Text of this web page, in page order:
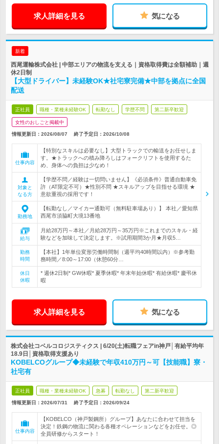
求人詳細を見る 気になる
新着
西尾運輸株式会社 | 中部エリアの物流を支える｜資格取得費は全額補助｜週
休2日制
【大型ドライバー】未経験OK★社宅寮完備★中部を拠点に全国
配送
正社員 職種・業種未経験OK 転勤なし 学歴不問 第二新卒歓迎
女性のおしごと掲載中
情報更新日：2026/08/07 終了予定日： 2026/10/08
仕事内容
【特別なスキルは必要なし】大型トラックでの輸送をお任せしま
す。★トラックへの積み降ろしはフォークリフトを使用するた
め、身体への負担は少なめ！
対象と
なる方
【学歴不問／経験は一切問いません】《必須条件》普通自動車免
許（AT限定不可）★性別不問 ★スキルアップを目指せる環境 ★
意欲重視の採用です！
勤務地
【転勤なし／マイカー通勤可（無料駐車場あり）】 本社／愛知県
西尾市須脇町大境13番地
給与
月給28万円～本社／月給28万円～35万円※これまでのスキル・経
験などを加味して決定します。※試用期間3か月★月収5…
勤務
時間
【本社】1年単位変形労働時間制（週平均40時間以内）※参考勤
務時間／8:00～17:00（休憩60分…
休日
休暇
* 週休2日制* GW休暇* 夏季休暇* 年末年始休暇* 有給休暇* 慶弔休
暇
求人詳細を見る 気になる
株式会社コベルコロジスティクス | 6/20(土)転職フェアin神戸│有給平均年
18.9日│資格取得支援あり
KOBELCOグループ◆未経験で年収410万円～可【技能職】寮・
社宅有
正社員 職種・業種未経験OK 急募 転勤なし 第二新卒歓迎
情報更新日：2026/07/31 終了予定日： 2026/09/24
仕事内容
【KOBELCO（神戸製鋼所）グループ】あなたに合わせて担当を
決定！鉄鋼の物流に関わる各種オペレーションなどをお任せ。◎
全員研修からスタート！